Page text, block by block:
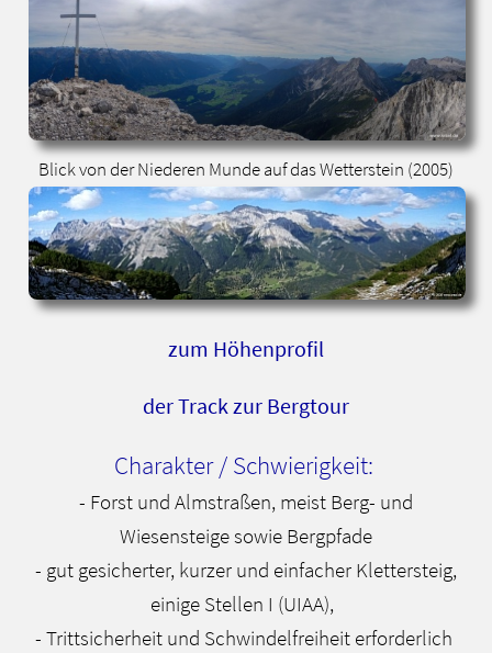
Blick von der Niederen Munde auf das Wetterstein (2005)
zum Höhenprofil
der Track zur Bergtour
Charakter / Schwierigkeit:
- Forst und Almstraßen, meist Berg- und
Wiesensteige sowie Bergpfade
- gut gesicherter, kurzer und einfacher Klettersteig,
einige Stellen I (UIAA),
- Trittsicherheit und Schwindelfreiheit erforderlich